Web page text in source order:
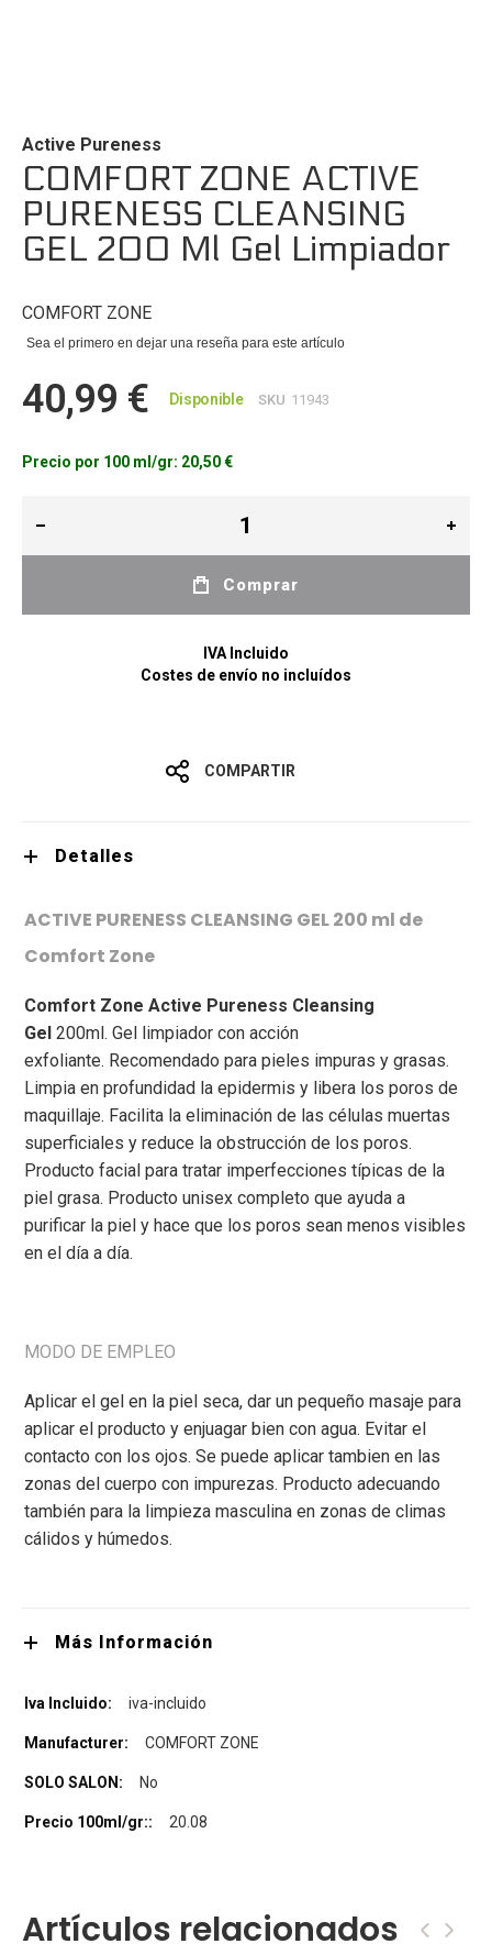
de
la
galería
de
imágenes
Active Pureness
COMFORT ZONE ACTIVE
PURENESS CLEANSING
GEL 200 Ml Gel Limpiador
COMFORT ZONE
Sea el primero en dejar una reseña para este artículo
40,99 € Disponible SKU 11943
Precio por 100 ml/gr: 20,50 €
Comprar
IVA Incluido
Costes de envío no incluídos
COMPARTIR
Detalles
ACTIVE PURENESS CLEANSING GEL 200 ml de
Comfort Zone
Comfort Zone Active Pureness Cleansing
Gel 200ml. Gel limpiador con acción
exfoliante. Recomendado para pieles impuras y grasas.
Limpia en profundidad la epidermis y libera los poros de
maquillaje. Facilita la eliminación de las células muertas
superficiales y reduce la obstrucción de los poros.
Producto facial para tratar imperfecciones típicas de la
piel grasa. Producto unisex completo que ayuda a
purificar la piel y hace que los poros sean menos visibles
en el día a día.
MODO DE EMPLEO
Aplicar el gel en la piel seca, dar un pequeño masaje para
aplicar el producto y enjuagar bien con agua. Evitar el
contacto con los ojos. Se puede aplicar tambien en las
zonas del cuerpo con impurezas. Producto adecuando
también para la limpieza masculina en zonas de climas
cálidos y húmedos.
Más Información
iva-incluido
COMFORT ZONE
No
20.08
Artículos relacionados ‹ ›